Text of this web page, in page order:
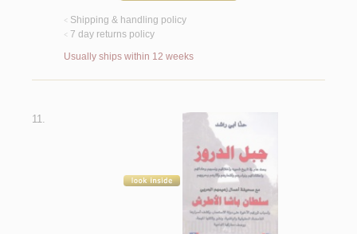
< Shipping & handling policy
< 7 day returns policy
Usually ships within 12 weeks
11.